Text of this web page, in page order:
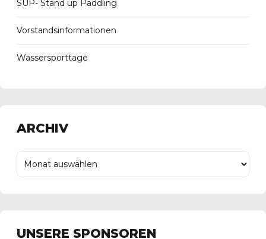
SUP- Stand up Paddling
Vorstandsinformationen
Wassersporttage
ARCHIV
UNSERE SPONSOREN